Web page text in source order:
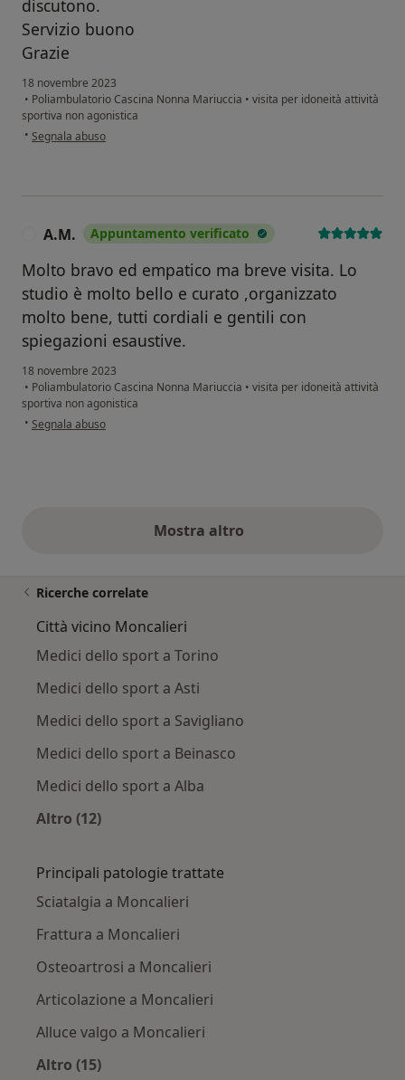
discutono.
Servizio buono
Grazie
18 novembre 2023
• Poliambulatorio Cascina Nonna Mariuccia • visita per idoneità attività
sportiva non agonistica
• secondo l'opinione dell'utente Alessandro
Segnala abuso
A.M. Appuntamento verificato
Molto bravo ed empatico ma breve visita. Lo
studio è molto bello e curato ,organizzato
molto bene, tutti cordiali e gentili con
spiegazioni esaustive.
18 novembre 2023
• Poliambulatorio Cascina Nonna Mariuccia • visita per idoneità attività
sportiva non agonistica
• secondo l'opinione dell'utente A.M.
Segnala abuso
Mostra altroopinioni di cui sopra
Ricerche correlate
Città vicino Moncalieri
Medici dello sport a Torino
Medici dello sport a Asti
Medici dello sport a Savigliano
Medici dello sport a Beinasco
Medici dello sport a Alba
Altro (12)
Principali patologie trattate
Sciatalgia a Moncalieri
Frattura a Moncalieri
Osteoartrosi a Moncalieri
Articolazione a Moncalieri
Alluce valgo a Moncalieri
Altro (15)